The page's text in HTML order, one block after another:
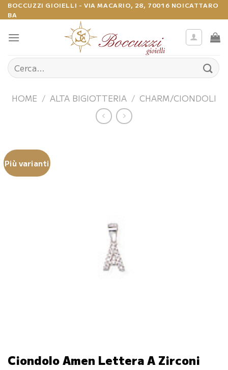
Salta
ai
contenuti
BOCCUZZI GIOIELLI - VIA MACARIO, 28, 70016 NOICATTARO
BA
Cerca:
HOME / ALTA BIGIOTTERIA / CHARM/CIONDOLI
Più varianti
Ciondolo Amen Lettera A Zirconi